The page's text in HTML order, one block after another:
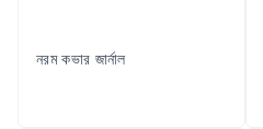
নরম কভার জার্নাল